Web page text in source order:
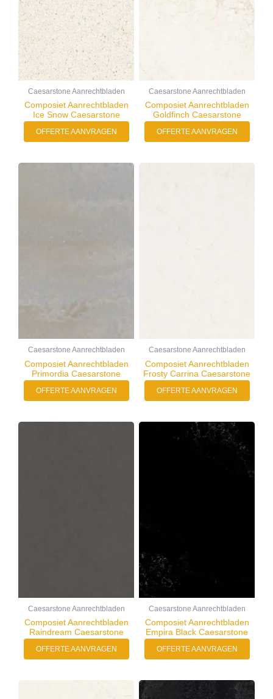
Caesarstone Aanrechtbladen
Composiet Aanrechtbladen
Ice Snow Caesarstone
OFFERTE AANVRAGEN
Caesarstone Aanrechtbladen
Composiet Aanrechtbladen
Goldfinch Caesarstone
OFFERTE AANVRAGEN
Caesarstone Aanrechtbladen
Composiet Aanrechtbladen
Primordia Caesarstone
OFFERTE AANVRAGEN
Caesarstone Aanrechtbladen
Composiet Aanrechtbladen
Frosty Carrina Caesarstone
OFFERTE AANVRAGEN
Caesarstone Aanrechtbladen
Composiet Aanrechtbladen
Raindream Caesarstone
OFFERTE AANVRAGEN
Caesarstone Aanrechtbladen
Composiet Aanrechtbladen
Empira Black Caesarstone
OFFERTE AANVRAGEN